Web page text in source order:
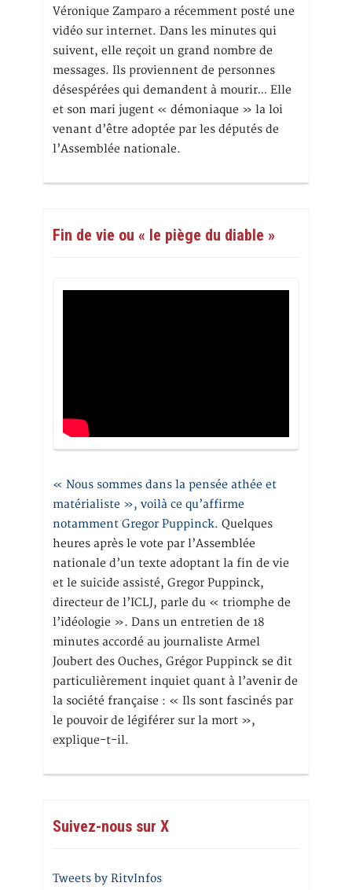
Véronique Zamparo a récemment posté une
vidéo sur internet. Dans les minutes qui
suivent, elle reçoit un grand nombre de
messages. Ils proviennent de personnes
désespérées qui demandent à mourir… Elle
et son mari jugent « démoniaque » la loi
venant d’être adoptée par les députés de
l’Assemblée nationale.
Fin de vie ou « le piège du diable »
« Nous sommes dans la pensée athée et
matérialiste », voilà ce qu’affirme
notamment Gregor Puppinck. Quelques
heures après le vote par l’Assemblée
nationale d’un texte adoptant la fin de vie
et le suicide assisté, Gregor Puppinck,
directeur de l’ICLJ, parle du « triomphe de
l’idéologie ». Dans un entretien de 18
minutes accordé au journaliste Armel
Joubert des Ouches, Grégor Puppinck se dit
particulièrement inquiet quant à l’avenir de
la société française : « Ils sont fascinés par
le pouvoir de légiférer sur la mort »,
explique-t-il.
Suivez-nous sur X
Tweets by RitvInfos